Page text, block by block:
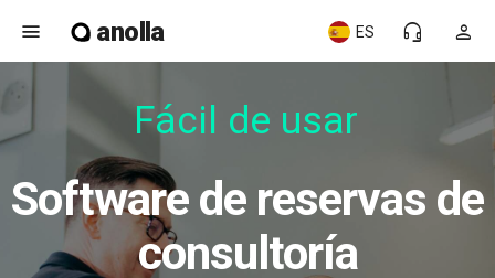
menu anolla person
headset_mic
ES
Fácil de usar
Software de reservas de
consultoría